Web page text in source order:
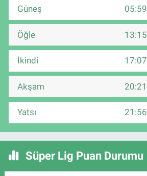
Güneş 05:59
Öğle 13:15
İkindi 17:07
Akşam 20:21
Yatsı 21:56
Süper Lig Puan Durumu